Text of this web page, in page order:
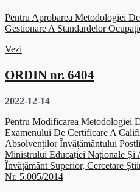
Pentru Aprobarea Metodologiei
Gestionare A Standardelor
Vezi
ORDIN nr. 6404
2022-12-14
Pentru Modificarea Metodologiei
Examenului De Certificare A
Absolvenților Învățământului
Ministrului Educației Naționale Și
Învățământ Superior, Cercetare
Nr. 5.005/2014